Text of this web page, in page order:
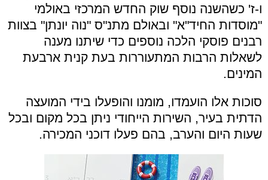
ו-ז' כשהשנה נוסף שוק החדש המרכזי באולמי
"מוסדות החיד"א" ובאולם מתנ"ס "נוה יונתן" בצוות
רבנים פוסקי הלכה נוספים כדי שיתנו מענה
לשאלות הרבות המתעוררות בעת קנית ארבעת
המינים.
סוכות אלו הועמדו, מומנו והופעלו בידי המועצה
הדתית בעיר, השירות הייחודי ניתן בכל מקום ובכל
שעות היום והערב, בהם פעלו דוכני המכירה.